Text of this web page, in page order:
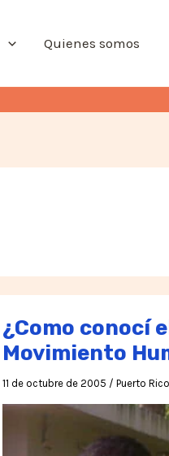
Quienes somos
¿Como conocí
Movimiento
11 de octubre de 2005 /Puerto Rico